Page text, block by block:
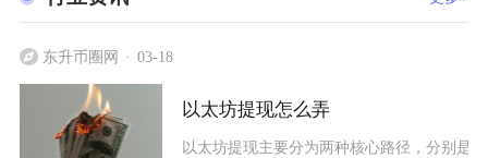
东升币圈网 03-18
以太坊提现怎么弄
以太坊提现主要分为两种核心路径，分别是